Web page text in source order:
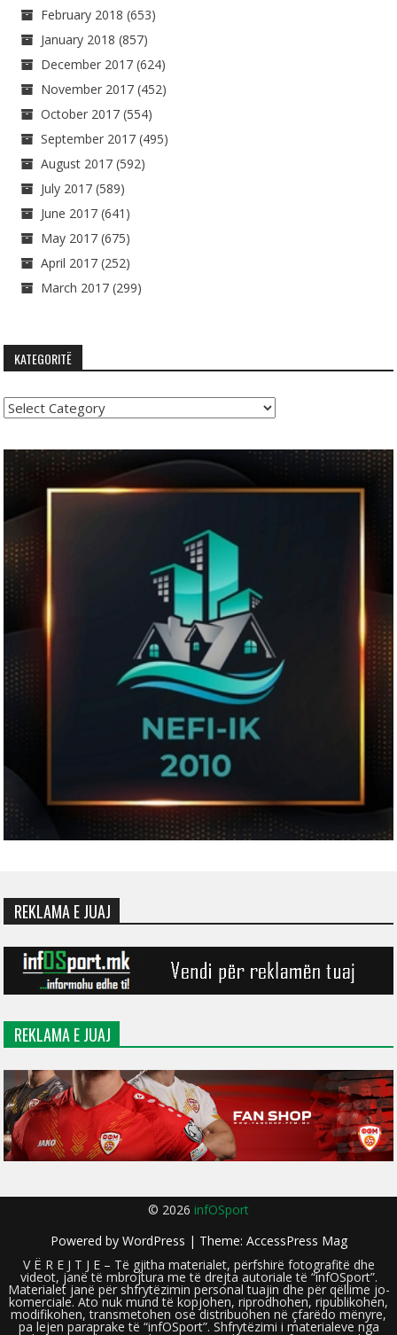
February 2018 (653)
January 2018 (857)
December 2017 (624)
November 2017 (452)
October 2017 (554)
September 2017 (495)
August 2017 (592)
July 2017 (589)
June 2017 (641)
May 2017 (675)
April 2017 (252)
March 2017 (299)
KATEGORITË
Kategoritë
REKLAMA E JUAJ
REKLAMA E JUAJ
© 2026 infOSport
Powered by WordPress | Theme: AccessPress Mag
V Ë R E J T J E – Të gjitha materialet, përfshirë fotografitë dhe
videot, janë të mbrojtura me të drejta autoriale të “infOSport”.
Materialet janë për shfrytëzimin personal tuajin dhe për qëllime jo-
komerciale. Ato nuk mund të kopjohen, riprodhohen, ripublikohen,
modifikohen, transmetohen ose distribuohen në çfarëdo mënyre,
pa lejen paraprake të “infOSport”. Shfrytëzimi i materialeve nga